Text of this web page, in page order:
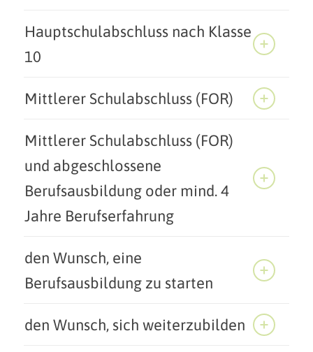
Hauptschulabschluss nach Klasse
10
Mittlerer Schulabschluss (FOR)
Mittlerer Schulabschluss (FOR)
und abgeschlossene
Berufsausbildung oder mind. 4
Jahre Berufserfahrung
den Wunsch, eine
Berufsausbildung zu starten
den Wunsch, sich weiterzubilden